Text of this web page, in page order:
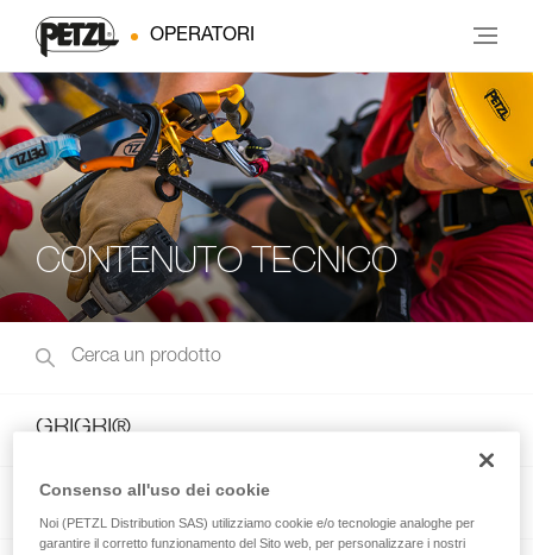
OPERATORI
CONTENUTO TECNICO
GRIGRI®
I’D® S
Consenso all'uso dei cookie
Noi (PETZL Distribution SAS) utilizziamo cookie e/o tecnologie analoghe per
garantire il corretto funzionamento del Sito web, per personalizzare i nostri